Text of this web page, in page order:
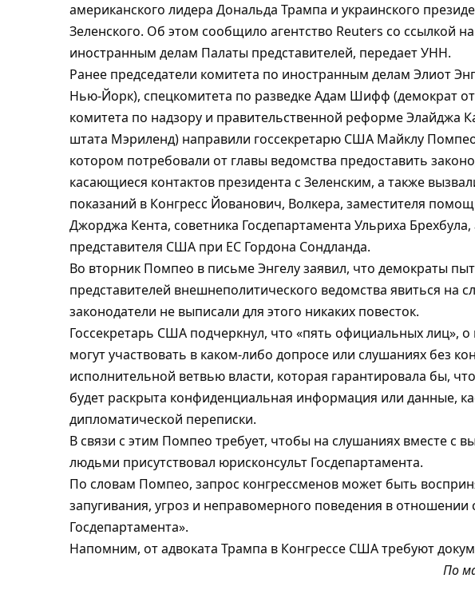
американского лидера Дональда Трампа и украинского
Зеленского. Об этом сообщило агентство Reuters со ссылкой
иностранным делам Палаты представителей, передает УНН.
Ранее председатели комитета по иностранным делам Элиот
Нью-Йорк), спецкомитета по разведке Адам Шифф (демократ
комитета по надзору и правительственной реформе Элайджа
штата Мэриленд) направили госсекретарю США Майклу
котором потребовали от главы ведомства предоставить
касающиеся контактов президента с Зеленским, а также
показаний в Конгресс Йованович, Волкера, заместителя
Джорджа Кента, советника Госдепартамента Ульриха
представителя США при ЕС Гордона Сондланда.
Во вторник Помпео в письме Энгелу заявил, что демократы
представителей внешнеполитического ведомства явиться на
законодатели не выписали для этого никаких повесток.
Госсекретарь США подчеркнул, что «пять официальных лиц», о
могут участвовать в каком-либо допросе или слушаниях без
исполнительной ветвью власти, которая гарантировала бы,
будет раскрыта конфиденциальная информация или данные,
дипломатической переписки.
В связи с этим Помпео требует, чтобы на слушаниях вместе с
людьми присутствовал юрисконсульт Госдепартамента.
По словам Помпео, запрос конгрессменов может быть
запугивания, угроз и неправомерного поведения в отношении
Госдепартамента».
Напомним, от адвоката Трампа в Конгрессе США требуют
По